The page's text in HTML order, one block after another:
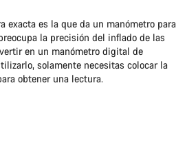
exacta es la que da un manómetro para
la precisión del inflado de las
en un manómetro digital de
solamente necesitas colocar la
obtener una lectura.